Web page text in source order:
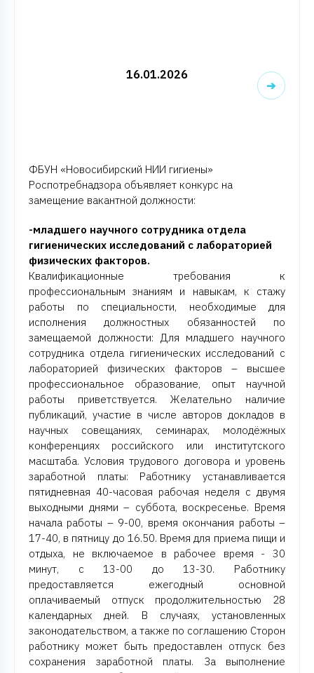
16.01.2026
ФБУН «Новосибирский НИИ гигиены»
Роспотребнадзора объявляет конкурс на
замещение вакантной должности:
-младшего научного сотрудника отдела
гигиенических исследований с лабораторией
физических факторов.
Квалификационные требования к
профессиональным знаниям и навыкам, к стажу
работы по специальности, необходимые для
исполнения должностных обязанностей по
замещаемой должности: Для младшего научного
сотрудника отдела гигиенических исследований с
лабораторией физических факторов – высшее
профессиональное образование, опыт научной
работы приветствуется. Желательно наличие
публикаций, участие в числе авторов докладов в
научных совещаниях, семинарах, молодёжных
конференциях российского или институтского
масштаба. Условия трудового договора и уровень
заработной платы: Работнику устанавливается
пятидневная 40-часовая рабочая неделя с двумя
выходными днями – суббота, воскресенье. Время
начала работы – 9-00, время окончания работы –
17-40, в пятницу до 16.50. Время для приема пищи и
отдыха, не включаемое в рабочее время - 30
минут, с 13-00 до 13-30. Работнику
предоставляется ежегодный основной
оплачиваемый отпуск продолжительностью 28
календарных дней. В случаях, установленных
законодательством, а также по соглашению Сторон
работнику может быть предоставлен отпуск без
сохранения заработной платы. За выполнение
➔